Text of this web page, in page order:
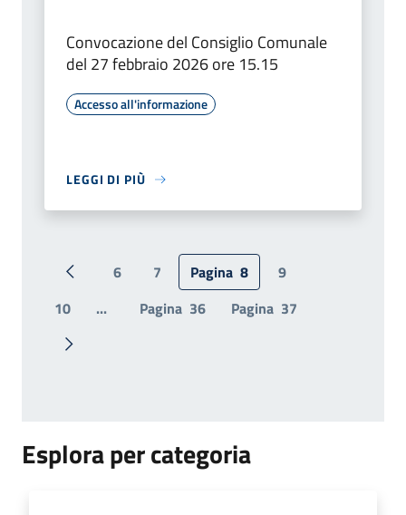
Convocazione del Consiglio Comunale
del 27 febbraio 2026 ore 15.15
Accesso all'informazione
LEGGI DI PIÙ
Pagina precedente
6 7 Pagina 8
9
10
... Pagina 36 Pagina 37
Pagina successiva
Esplora per categoria